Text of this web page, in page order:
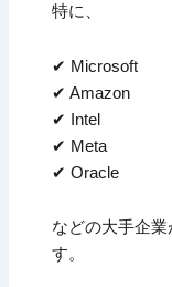
特に、
✔ Microsoft
✔ Amazon
✔ Intel
✔ Meta
✔ Oracle
などの大手企
す。